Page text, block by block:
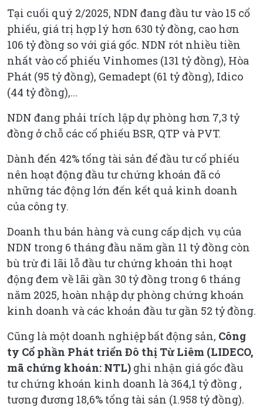
Tại cuối quý 2/2025, NDN đang đầu tư vào 15 cổ
phiếu, giá trị hợp lý hơn 630 tỷ đồng, cao hơn
106 tỷ đồng so với giá gốc. NDN rót nhiều tiền
nhất vào cổ phiếu Vinhomes (131 tỷ đồng), Hòa
Phát (95 tỷ đồng), Gemadept (61 tỷ đồng), Idico
(44 tỷ đồng),...
NDN đang phải trích lập dự phòng hơn 7,3 tỷ
đồng ở chỗ các cổ phiếu BSR, QTP và PVT.
Dành đến 42% tổng tài sản để đầu tư cổ phiếu
nên hoạt động đầu tư chứng khoán đã có
những tác động lớn đến kết quả kinh doanh
của công ty.
Doanh thu bán hàng và cung cấp dịch vụ của
NDN trong 6 tháng đầu năm gần 11 tỷ đồng còn
bù trừ đi lãi lỗ đầu tư chứng khoán thì hoạt
động đem về lãi gần 30 tỷ đồng trong 6 tháng
năm 2025, hoàn nhập dự phòng chứng khoán
kinh doanh và các khoản đầu tư gần 52 tỷ đồng.
Cũng là một doanh nghiệp bất động sản, Công
ty Cổ phần Phát triển Đô thị Từ Liêm (LIDECO,
mã chứng khoán: NTL) ghi nhận giá gốc đầu
tư chứng khoán kinh doanh là 364,1 tỷ đồng ,
tương đương 18,6% tổng tài sản (1.958 tỷ đồng).